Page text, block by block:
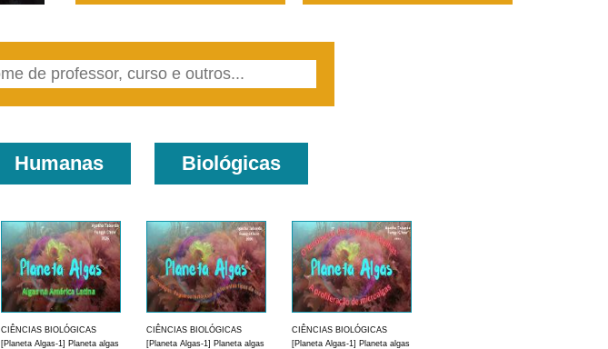
Humanas Biológicas
CIÊNCIAS BIOLÓGICAS
[Planeta Algas-1] Planeta algas
CIÊNCIAS BIOLÓGICAS
[Planeta Algas-1] Planeta algas
CIÊNCIAS BIOLÓGICAS
[Planeta Algas-1] Planeta algas